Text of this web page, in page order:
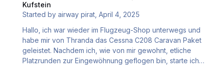
Kufstein
Started byairway pirat ,April 4, 2025
Hallo, ich war wieder im Flugzeug-Shop unterwegs und
habe mir von Thranda das Cessna C208 Caravan Paket
geleistet. Nachdem ich, wie von mir gewohnt, etliche
Platzrunden zur Eingewöhnung geflogen bin, starte ich